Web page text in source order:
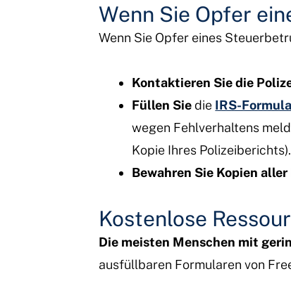
Wenn Sie Opfer
Wenn Sie Opfer eines
Kontaktieren Sie die
Füllen Siedie IRS-
wegen Fehlverhaltens
Kopie Ihres Polizeiberichts).
Bewahren Sie Kopien
Kostenlose
Die meisten Menschen mit
ausfüllbaren Formularen von